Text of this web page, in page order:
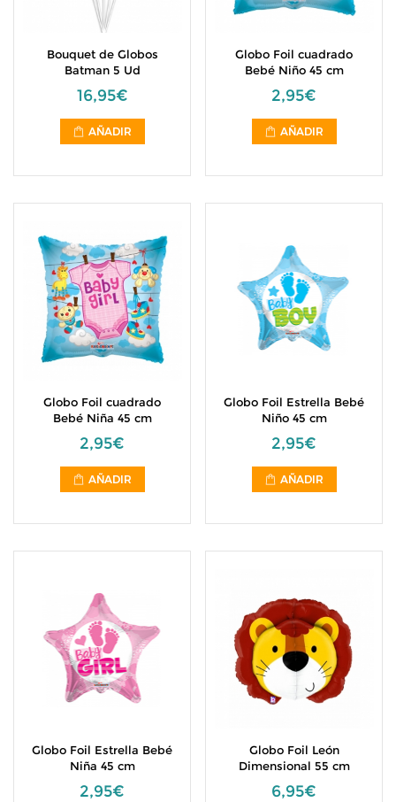
Bouquet de Globos
Batman 5 Ud
16,95€
AÑADIR
Globo Foil cuadrado
Bebé Niño 45 cm
2,95€
AÑADIR
Globo Foil cuadrado
Bebé Niña 45 cm
2,95€
AÑADIR
Globo Foil Estrella Bebé
Niño 45 cm
2,95€
AÑADIR
Globo Foil Estrella Bebé
Niña 45 cm
2,95€
Globo Foil León
Dimensional 55 cm
6,95€